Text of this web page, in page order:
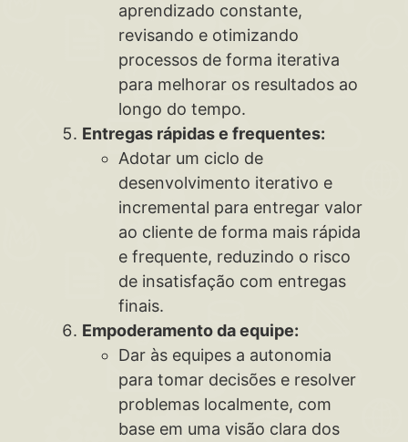
aprendizado constante,
revisando e otimizando
processos de forma iterativa
para melhorar os resultados ao
longo do tempo.
Entregas rápidas e frequentes:
Adotar um ciclo de
desenvolvimento iterativo e
incremental para entregar valor
ao cliente de forma mais rápida
e frequente, reduzindo o risco
de insatisfação com entregas
finais.
Empoderamento da equipe:
Dar às equipes a autonomia
para tomar decisões e resolver
problemas localmente, com
base em uma visão clara dos